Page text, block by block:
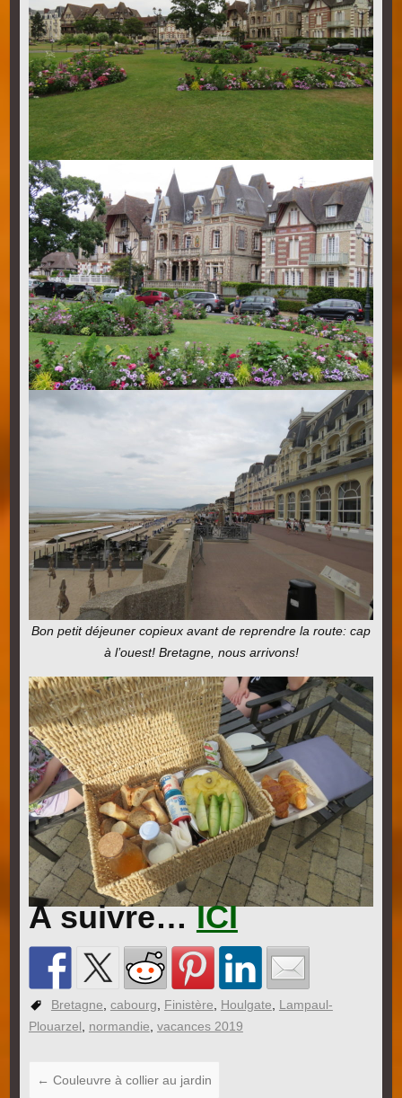
Bon petit déjeuner copieux avant de reprendre la route: cap
à l’ouest! Bretagne, nous arrivons!
A suivre…ICI
Bretagne cabourg Finistère Houlgate
Lampaul-
Plouarzel
normandie vacances 2019
← Couleuvre à collier au jardin